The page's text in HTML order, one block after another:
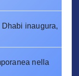
Dhabi inaugura,
nella